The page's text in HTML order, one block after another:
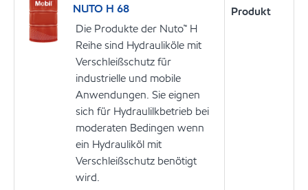
NUTO H 68
Die Produkte der Nuto™ H
Reihe sind Hydrauliköle mit
Verschleißschutz für
industrielle und mobile
Anwendungen. Sie eignen
sich für Hydraulilkbetrieb bei
moderaten Bedingen wenn
ein Hydrauliköl mit
Verschleißschutz benötigt
wird.
Produkt